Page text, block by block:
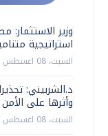
وزير الاستثمار:
استراتيجية
السبت، 08 اغسطس 2026 09:13 م
د.الشربيني:
وأثرها على
السبت، 08 اغسطس 2026 09:02 م